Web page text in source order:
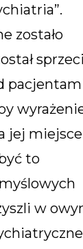
zostało
jej miejsce
to
w